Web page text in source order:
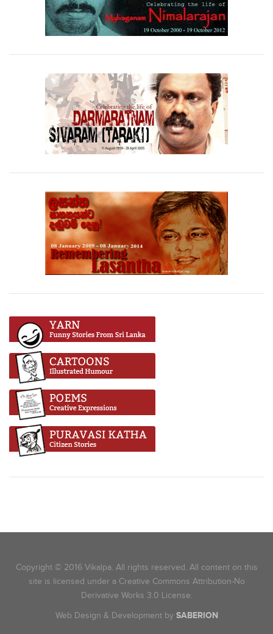
Copyright © 2016 Vikalpa. All rights reserved. All content on this
site is licensed under a Creative Commons Attribution-No
Derivative Works 3.0 License.
Web Design & Development by SABERION